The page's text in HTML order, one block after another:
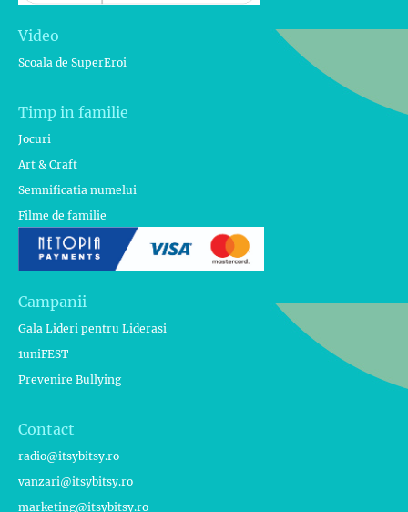
Video
Scoala de SuperEroi
Timp in familie
Jocuri
Art & Craft
Semnificatia numelui
Filme de familie
Campanii
Gala Lideri pentru Liderasi
1uniFEST
Prevenire Bullying
Contact
radio@itsybitsy.ro
vanzari@itsybitsy.ro
marketing@itsybitsy.ro